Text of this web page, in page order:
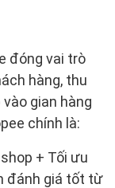
đóng vai trò
hàng, thu
gian hàng
chính là:
+ Tối ưu
đánh giá tốt từ